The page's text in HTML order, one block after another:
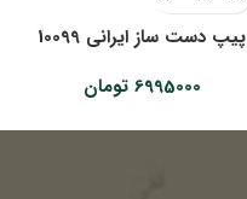
پیپ دست ساز ایرانی 10099
6995000 تومان